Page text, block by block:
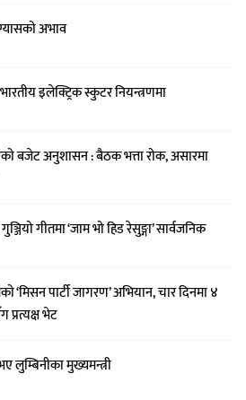
अभाव
इलेक्ट्रिक स्कुटर नियन्त्रणमा
बजेट अनुशासन : बैठक भत्ता रोक, असारमा
गीतमा ‘जाम भो हिड रेसुङ्गा’ सार्वजनिक
‘मिसन पार्टी जागरण’ अभियान, चार दिनमा ४
प्रत्यक्ष भेट
लुम्बिनीका मुख्यमन्त्री